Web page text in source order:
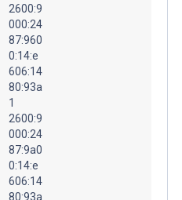
2600:9
000:24
87:960
0:14:e
606:14
80:93a
1
2600:9
000:24
87:9a0
0:14:e
606:14
80:93a